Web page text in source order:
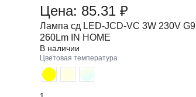
Цена: 85.31 ₽
Лампа сд LED-JCD-VC 3W 230V G9
260Lm IN HOME
В наличии
Цветовая температура